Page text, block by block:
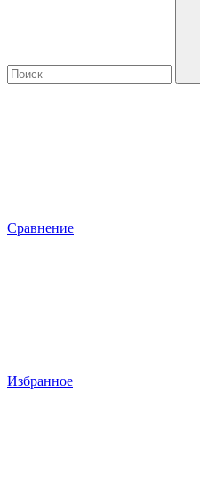
Сравнение
Избранное